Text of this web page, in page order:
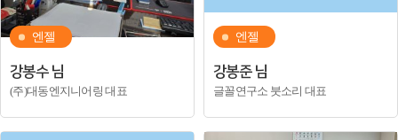
엔젤
강봉수 님
(주)대동엔지니어링 대표
엔젤
강봉준 님
글꼴연구소 붓소리 대표